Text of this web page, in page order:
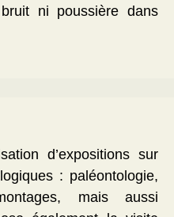
ni poussière dans
d’expositions sur
: paléontologie,
mais aussi